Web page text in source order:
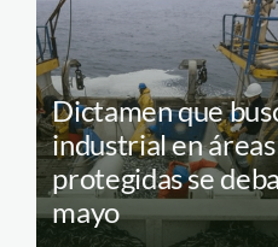
Dictamen que
industrial en
protegidas se
mayo